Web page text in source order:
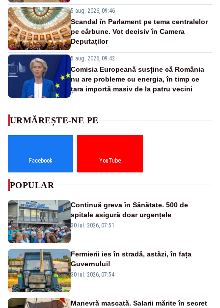
5 aug. 2026, 09:46
Scandal în Parlament pe tema centralelor
pe cărbune. Vot decisiv în Camera
Deputaților
5 aug. 2026, 09:42
Comisia Europeană susține că România
nu are probleme cu energia, în timp ce
țara importă masiv de la patru vecini
URMĂREȘTE-NE PE
Facebook YouTube
POPULAR
Continuă greva în Sănătate. 500 de
spitale asigură doar urgențele
30 iul. 2026, 07:51
Fermierii ies în stradă, astăzi, în fața
Guvernului!
30 iul. 2026, 07:54
Manevră mascată. Salarii mărite în secret